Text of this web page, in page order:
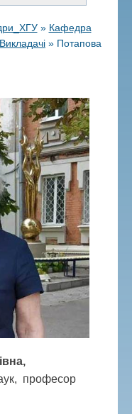
» Кафедра
Викладачі » Потапова
професор